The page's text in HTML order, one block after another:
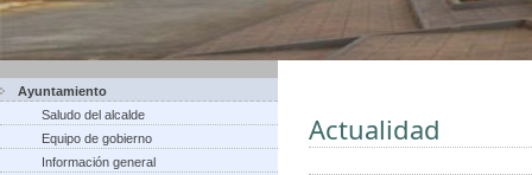
Ayuntamiento
Saludo del alcalde
Equipo de gobierno
Información general
Actualidad